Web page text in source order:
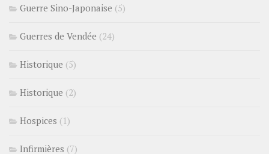
Guerre Sino-Japonaise (5)
Guerres de Vendée (24)
Historique (5)
Historique (2)
Hospices (1)
Infirmières (7)